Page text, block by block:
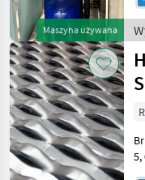
Maszyna używana
5,